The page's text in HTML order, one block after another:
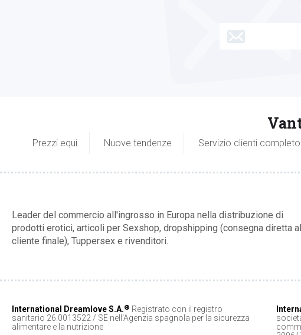
Prezzi equi Nuove tendenze Servizio clienti completo
Leader del commercio all'ingrosso in Europa nella distribuzione di
prodotti erotici, articoli per Sexshop, dropshipping (consegna diretta al
cliente finale), Tuppersex e rivenditori.
International Dreamlove S.A.® Registrato con il registro
sanitario 26.0013522 / SE nell'Agenzia spagnola per la sicurezza
alimentare e la nutrizione